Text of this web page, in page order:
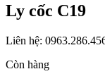
Ly cốc C19
Liên hệ:
Còn hàng